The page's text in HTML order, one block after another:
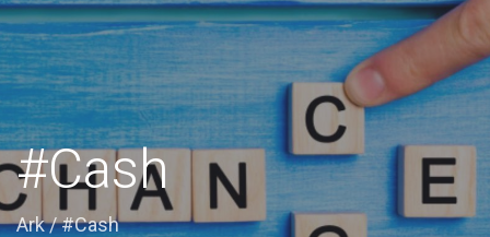
#Cash
Ark/#Cash